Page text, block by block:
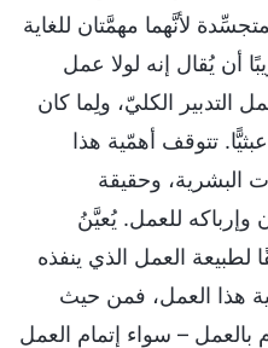
لأنَّهما مهمَّتان للغاية
أن يُقال إنه لولا عمل
الكليّ، ولِما كان
تتوقف أهمّية هذا
البشرية، وحقيقة
وإرباكه للعمل. يُعيَّنُ
العمل الذي ينفذه
هذا العمل، فمن حيث
بالعمل – سواء إتمام العمل